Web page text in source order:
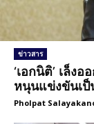
ข่าวสาร
‘เอกนิติ’ เล็ง
หนุนแข่งขันเป็
Pholpat